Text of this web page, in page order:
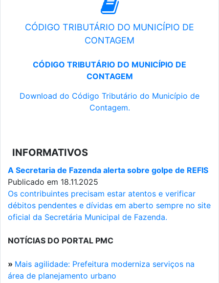
CÓDIGO TRIBUTÁRIO DO MUNICÍPIO DE
CONTAGEM
CÓDIGO TRIBUTÁRIO DO MUNICÍPIO DE
CONTAGEM
Download do Código Tributário do Município de
Contagem.
INFORMATIVOS
A Secretaria de Fazenda alerta sobre golpe de REFIS
Publicado em 18.11.2025
Os contribuintes precisam estar atentos e verificar
débitos pendentes e dívidas em aberto sempre no site
oficial da Secretária Municipal de Fazenda.
NOTÍCIAS DO PORTAL PMC
» Mais agilidade: Prefeitura moderniza serviços na
área de planejamento urbano